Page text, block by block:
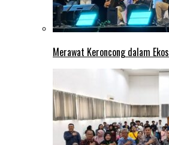
Merawat Keroncong dalam